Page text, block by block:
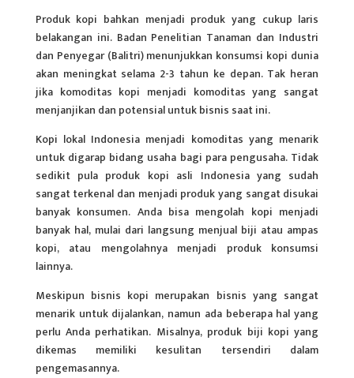
Produk kopi bahkan menjadi produk yang cukup laris
belakangan ini. Badan Penelitian Tanaman dan Industri
dan Penyegar (Balitri) menunjukkan konsumsi kopi dunia
akan meningkat selama 2-3 tahun ke depan. Tak heran
jika komoditas kopi menjadi komoditas yang sangat
menjanjikan dan potensial untuk bisnis saat ini.
Kopi lokal Indonesia menjadi komoditas yang menarik
untuk digarap bidang usaha bagi para pengusaha. Tidak
sedikit pula produk kopi asli Indonesia yang sudah
sangat terkenal dan menjadi produk yang sangat disukai
banyak konsumen. Anda bisa mengolah kopi menjadi
banyak hal, mulai dari langsung menjual biji atau ampas
kopi, atau mengolahnya menjadi produk konsumsi
lainnya.
Meskipun bisnis kopi merupakan bisnis yang sangat
menarik untuk dijalankan, namun ada beberapa hal yang
perlu Anda perhatikan. Misalnya, produk biji kopi yang
dikemas memiliki kesulitan tersendiri dalam
pengemasannya.